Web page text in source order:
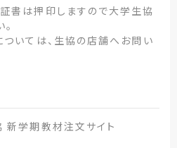
書は押印しますので大学生協
ついては、生協の店舗へお問い
学期教材注文サイト